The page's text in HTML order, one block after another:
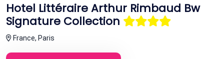
Hotel Littéraire Arthur Rimbaud Bw
Signature Collection
France, Paris